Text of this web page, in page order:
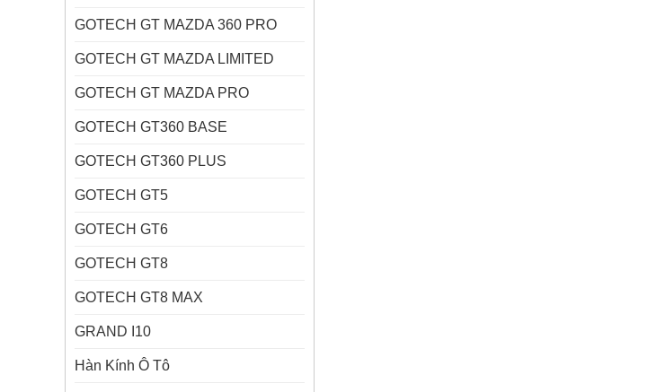
GOTECH GT MAZDA 360 PRO
GOTECH GT MAZDA LIMITED
GOTECH GT MAZDA PRO
GOTECH GT360 BASE
GOTECH GT360 PLUS
GOTECH GT5
GOTECH GT6
GOTECH GT8
GOTECH GT8 MAX
GRAND I10
Hàn Kính Ô Tô